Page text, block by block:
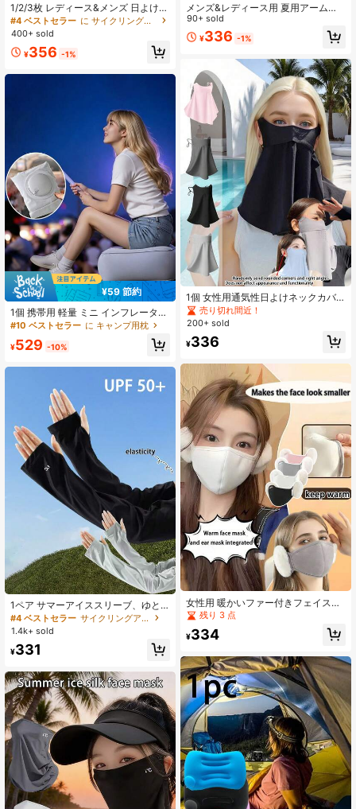
1/2/3枚 レディース&メンズ 日よけフ
ェイスマスク アウトドアサイクリン
グ 日よけ UVカット フルフェイスマ
みやすい 3Dデザイン アウトドア活
クラバ
#4 ベストセラー
に サイクリングマスク＆スカーフ
400+ sold
¥356 -1%
¥59 節約
1個 携帯用 軽量 ミニ インフレータブ
ルクッション、スタジアムシートブ
シートパッド、アウトドアキャン
に適しています(グレー)
#10 ベストセラー に キャンプ用枕
¥529 -10%
1ペア サマーアイススリーブ、ゆと
りのある通気性のある日よけアーム
スリーブ、冷感シルク ドライビング
#4 ベストセラー
サイクリングアイススリーブ
売り切れ間近！
#4 ベストセラー
サイクリングアイススリーブ
売り切れ間近！
#4 ベストセラー
サイクリングアイススリーブ
売り切れ間近！
#4 ベストセラー
売り切れ間近！
1.4k+ sold
¥331
メンズ&レディース用 夏用アームス
リーブ、アウトドアスポーツ用 ルー
ズ&通気性、サイクリング ドライビ
ング アームスリーブ、マルチカラー
90+ sold
¥336 -1%
1個 女性用通気性日よけネックカバ
ー - 防風、伸縮性無地マスク、アウ
トドアサイクリングやカジュアルウ
スク | なめらかな質感デザイン | 通気
売り切れ間近！
200+ sold
¥336
女性用 暖かいファー付きフェイスマ
スク、かわいくて通気性のある、2in
1 防風マスク 冬用
残り 3 点
¥334